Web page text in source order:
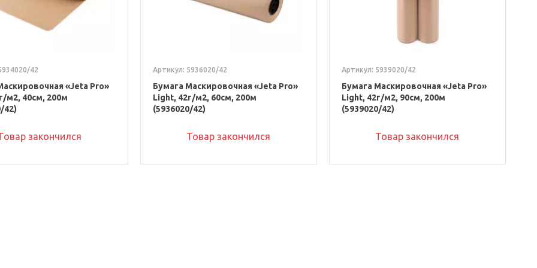
42
«Jeta Pro»
м2, 40см, 200м
42)
закончился
Артикул: 5936020/42
Бумага Маскировочная «Jeta Pro»
Light, 42г/м2, 60см, 200м
(5936020/42)
Товар закончился
Артикул: 5939020/42
Бумага Маскировочная «Jeta Pro»
Light, 42г/м2, 90см, 200м
(5939020/42)
Товар закончился